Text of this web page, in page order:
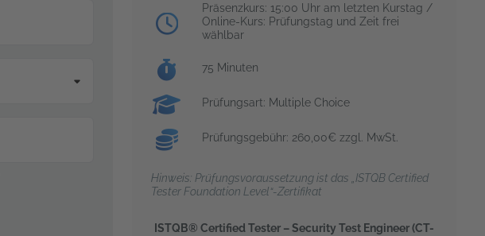
Prüfungstag:
Präsenzkurs: 15:00 Uhr am letzten Kurstag /
Online-Kurs: Prüfungstag und Zeit frei
wählbar
Prüfungsdauer:
75 Minuten
Prüfungsart: Multiple Choice
Prüfungsgebühr: 260,00€ zzgl. MwSt.
Hinweis: Prüfungsvoraussetzung ist das „ISTQB Certified
Tester Foundation Level“-Zertifikat
ISTQB® Certified Tester – Security Test Engineer (CT-